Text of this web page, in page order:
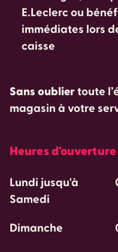
E.Leclerc ou
immédiates lors
caisse
Sans oubliertoute
magasin à votre
Heures d'ouverture
Lundi jusqu'à
Samedi
Dimanche